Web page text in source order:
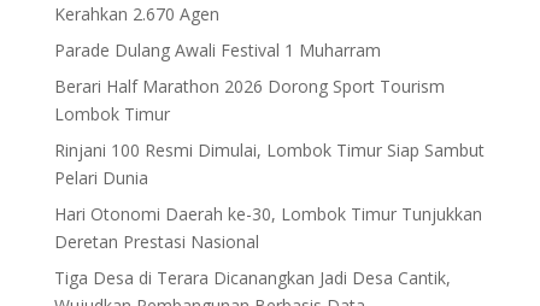
Kerahkan 2.670 Agen
Parade Dulang Awali Festival 1 Muharram
Berari Half Marathon 2026 Dorong Sport Tourism
Lombok Timur
Rinjani 100 Resmi Dimulai, Lombok Timur Siap Sambut
Pelari Dunia
Hari Otonomi Daerah ke-30, Lombok Timur Tunjukkan
Deretan Prestasi Nasional
Tiga Desa di Terara Dicanangkan Jadi Desa Cantik,